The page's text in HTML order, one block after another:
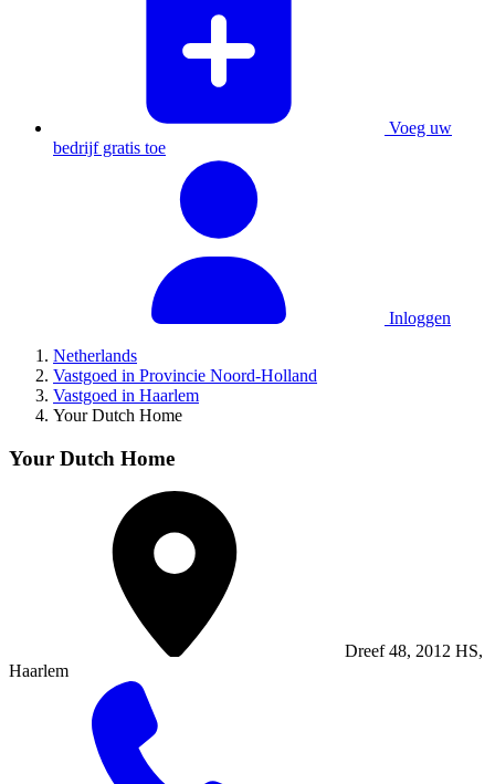
Voeg uw
bedrijf gratis toe
Inloggen
Netherlands
Vastgoed in Provincie Noord-Holland
Vastgoed in Haarlem
Your Dutch Home
Your Dutch Home
Dreef 48, 2012 HS,
Haarlem